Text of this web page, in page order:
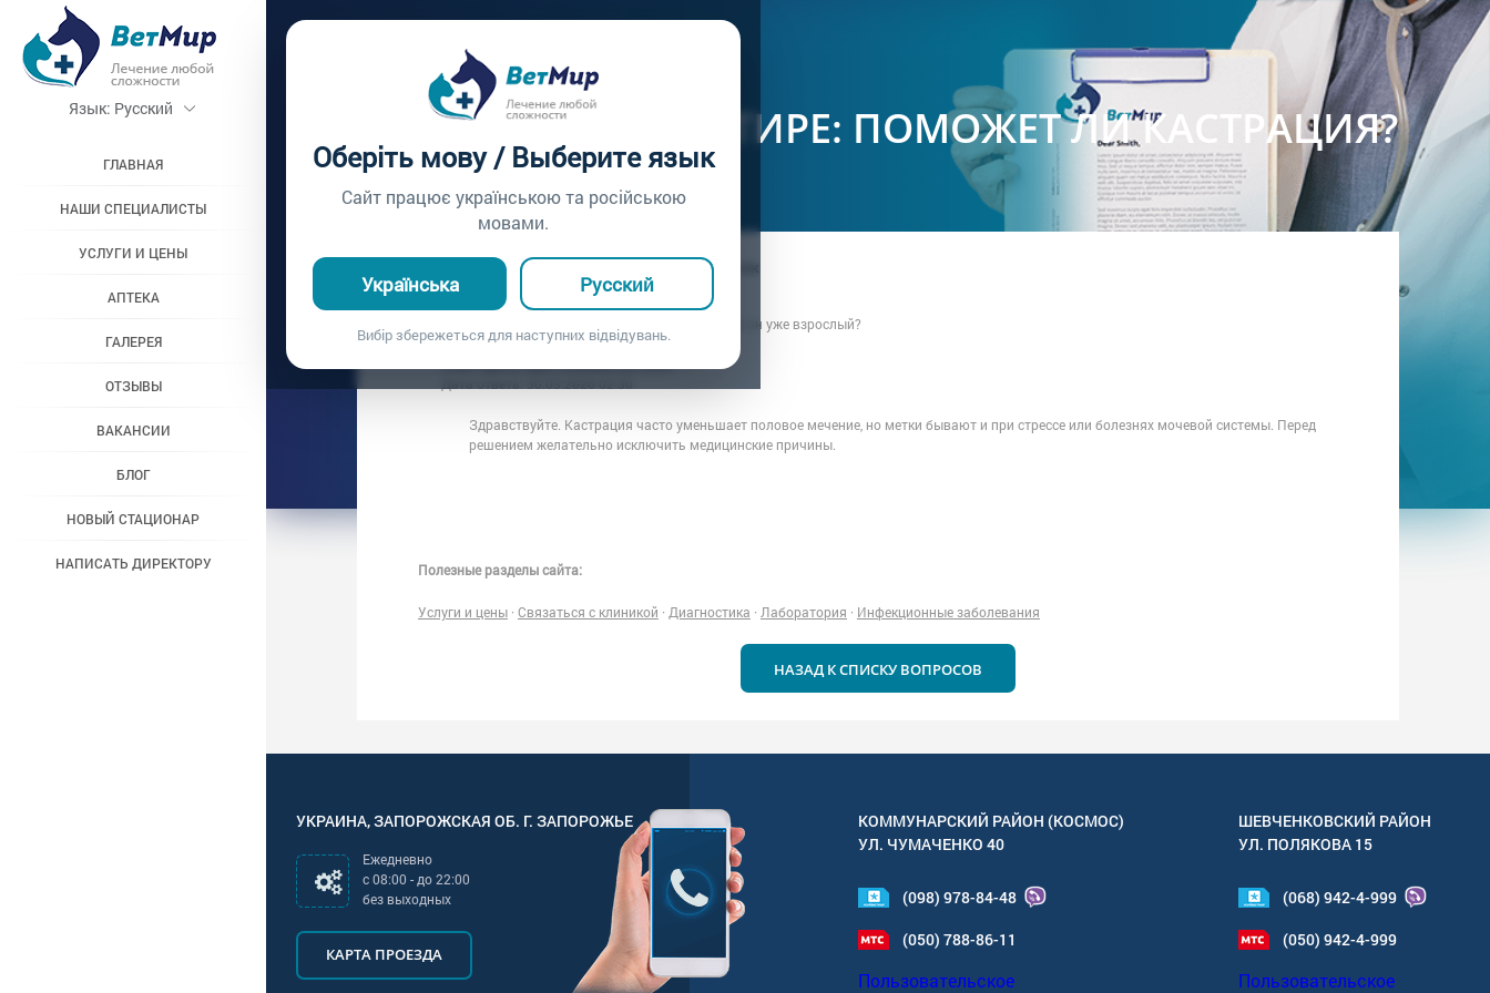
Оберіть мову / Выберите язык
Сайт працює українською та російською
мовами.
Українська Русский
Вибір збережеться для наступних відвідувань.
Язык: Русский
ГЛАВНАЯ
НАШИ СПЕЦИАЛИСТЫ
УСЛУГИ И ЦЕНЫ
АПТЕКА
ГАЛЕРЕЯ
ОТЗЫВЫ
ВАКАНСИИ
БЛОГ
НОВЫЙ СТАЦИОНАР
НАПИСАТЬ ДИРЕКТОРУ
Вопросы врачу /
КОТ МЕТИТ В КВАРТИРЕ: ПОМОЖЕТ ЛИ КАСТРАЦИЯ?
Вопрос врачу №408
Вопрос владельца: Владелица собаки с проблемой почек
Дата вопроса:
29.03.2026 17:05
Кот метит в квартире. Поможет ли кастрация, если он уже взрослый?
Здравствуйте. Кастрация часто уменьшает половое мечение, но метки бывают и при стрессе или болезнях мочевой системы. Перед
решением желательно исключить медицинские причины.
Полезные разделы сайта:
Услуги и цены · Связаться с клиникой · Диагностика · Лаборатория · Инфекционные заболевания
НАЗАД К СПИСКУ ВОПРОСОВ
УКРАИНА,ЗАПОРОЖСКАЯ ОБ. Г. ЗАПОРОЖЬЕ
Ежедневно
с08:00 - до22:00
без выходных
КАРТА ПРОЕЗДА
КОММУНАРСКИЙ РАЙОН (КОСМОС)
УЛ. ЧУМАЧЕНКО 40
(098) 978-84-48
(050) 788-86-11
Пользовательское
ШЕВЧЕНКОВСКИЙ РАЙОН
УЛ. ПОЛЯКОВА 15
(068) 942-4-999
(050) 942-4-999
Пользовательское